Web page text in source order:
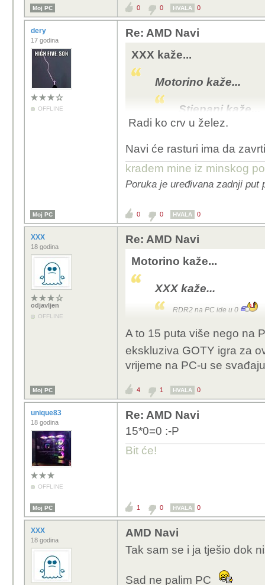
Moj PC 0 0 HVALA 0
dery
17 godina
OFFLINE
Re: AMD Navi
XXX kaže...
Motorino kaže...
Stjepanj kaže...
Već idu u 15 na konzolama
RDR2 na PC ide u 0
Radi ko crv u želez.
Navi će rasturi ima da
kradem mine iz minskog
Poruka je uređivana zadnji put
Moj PC 0 0 HVALA 0
XXX
18 godina
odjavljen
OFFLINE
Re: AMD Navi
Motorino kaže...
XXX kaže...
RDR2 na PC ide u 0
15 manje :(
A to 15 puta više nego na
ekskluziva GOTY igra za
vrijeme na PC-u se
Moj PC 4 1 HVALA 0
unique83
18 godina
OFFLINE
Re: AMD Navi
15*0=0 :-P
Bit će!
Moj PC 1 0 HVALA 0
XXX
18 godina
AMD Navi
Tak sam se i ja tješio dok
Sad ne palim PC